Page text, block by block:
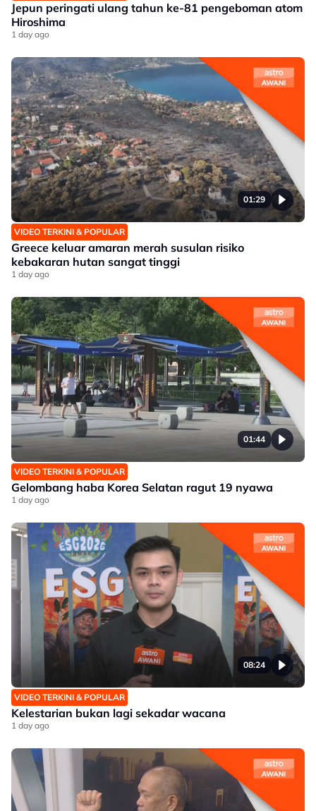
Jepun peringati ulang tahun ke-81 pengeboman atom
Hiroshima
1 day ago
01:29
VIDEO TERKINI & POPULAR
Greece keluar amaran merah susulan risiko
kebakaran hutan sangat tinggi
1 day ago
01:44
VIDEO TERKINI & POPULAR
Gelombang haba Korea Selatan ragut 19 nyawa
1 day ago
08:24
VIDEO TERKINI & POPULAR
Kelestarian bukan lagi sekadar wacana
1 day ago